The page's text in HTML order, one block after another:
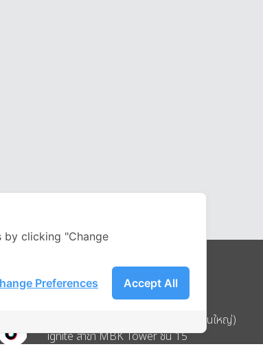
Address
บริษัท อิกไนท์ เอ สตาร์ จำกัด (สำนักงานใหญ่)
ignite สาขา MBK Tower ชั้น 15
by clicking "Change
Accept All
Preferences